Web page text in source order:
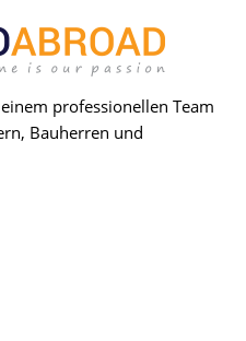
professionellen Team
Bauherren und